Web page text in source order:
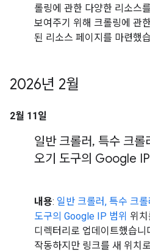
롤링에 관한 다양한 리소스
보여주기 위해 크롤링에 관
된 리소스 페이지를 마련했
2026년 2월
2월 11일
일반 크롤러, 특수 크롤
오기 도구의 Google
내용: 일반 크롤러, 특수 크
도구의 Google IP 범위 위치
디렉터리로 업데이트했습
작동하지만 링크를 새 위치